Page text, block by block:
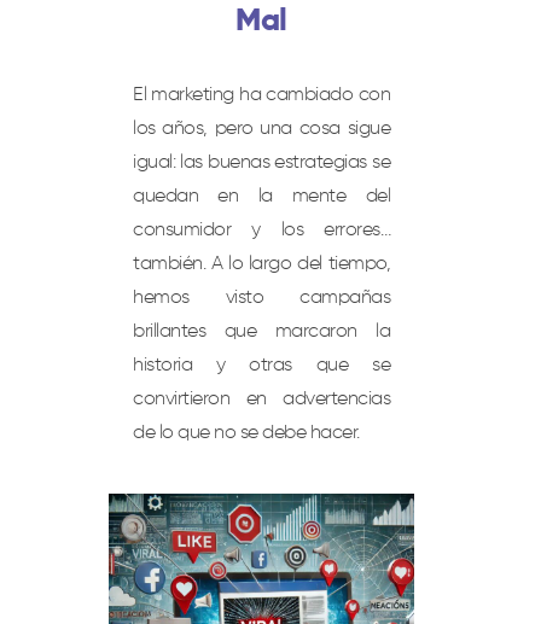
Mal
El marketing ha cambiado con
los años, pero una cosa sigue
igual: las buenas estrategias se
quedan en la mente del
consumidor y los errores…
también. A lo largo del tiempo,
hemos visto campañas
brillantes que marcaron la
historia y otras que se
convirtieron en advertencias
de lo que no se debe hacer.